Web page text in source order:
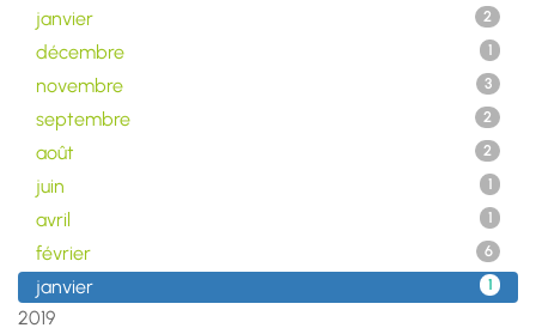
janvier
2
décembre 1
novembre 3
septembre 2
août 2
juin 1
avril 1
février 6
janvier 1
2019